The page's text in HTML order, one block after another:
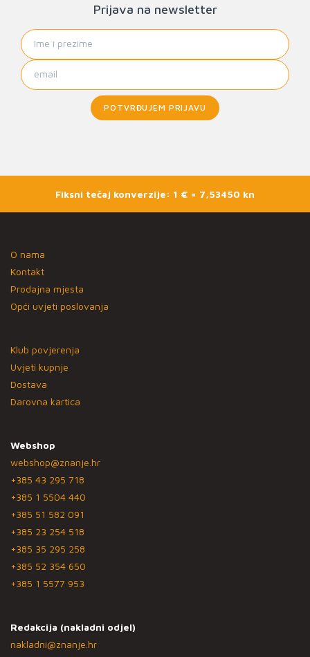
Prijava na newsletter
POTVRĐUJEM PRIJAVU
Fiksni tečaj konverzije: 1 € = 7,53450 kn
O nama
Kontakt
Prodajna mjesta
Opći uvjeti poslovanja
Klub povjerenja
Uvjeti kupnje
Dostava
Darovna kartica
Webshop
webshop@znanje.hr
+385 43 295 718
+385 1 5504 440
+385 51 582 091
+385 23 254 518
+385 35 295 258
+385 52 354 650
+385 1 5577 953
Redakcija (nakladni odjel)
nakladni@znanje.hr